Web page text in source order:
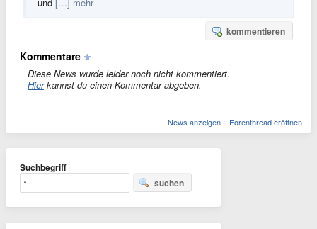
kommentieren
Kommentare
Diese News wurde leider noch nicht kommentiert.
Hierkannst du einen Kommentar abgeben.
News anzeigen :: Forenthread eröffnen
Suchbegriff
suchen